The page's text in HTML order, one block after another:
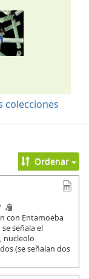
colecciones
Ordenar
con Entamoeba
señala el
nucleolo
(se señalan dos